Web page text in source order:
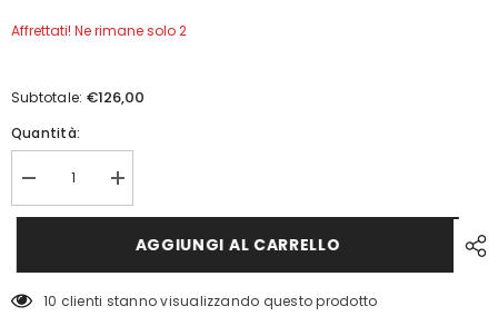
Affrettati! Ne rimane solo 2
Subtotale: €126,00
Quantità:
Diminuisci
quantità
per
Jacket
Aumenta
quantità
per
Piumino
Leader
Jacket
AGGIUNGI AL CARRELLO
10 clienti stanno visualizzando questo prodotto